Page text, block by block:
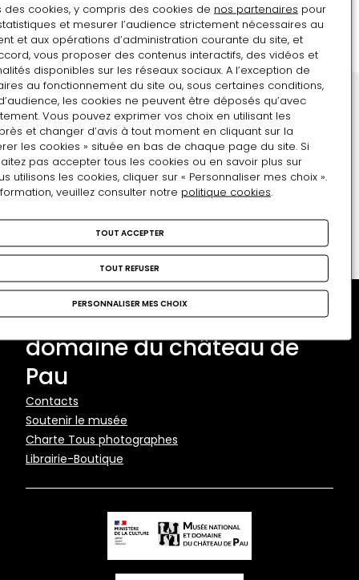
Médaille
à
l'effigie
de
François
de
Bonne,
duc
de
Lesdiguières
Restons en contact
Inscrivez-vous !
Adresse e-mail
Musée national et
domaine du château de
Pau
Pied
de
page
Contacts
Soutenir le musée
Charte Tous photographes
Librairie-Boutique
des cookies, y compris des cookies de nos partenaires pour
et mesurer l’audience strictement nécessaires au
et aux opérations d’administration courante du site, et
vous proposer des contenus interactifs, des vidéos et
disponibles sur les réseaux sociaux. A l’exception de
au fonctionnement du site ou, sous certaines conditions,
les cookies ne peuvent être déposés qu’avec
Vous pouvez exprimer vos choix en utilisant les
et changer d’avis à tout moment en cliquant sur la
les cookies » située en bas de chaque page du site. Si
pas accepter tous les cookies ou en savoir plus sur
utilisons les cookies, cliquer sur « Personnaliser mes choix ».
veuillez consulter notre politique cookies.
TOUT ACCEPTER
TOUT REFUSER
PERSONNALISER MES CHOIX